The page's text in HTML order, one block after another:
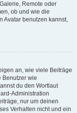
Remote oder
ob und wie die
Avatar benutzen kannst,
an, wie viele Beiträge
Benutzer wie
du den Wortlaut
Administration
nur um deinen
Verhalten nicht und ein